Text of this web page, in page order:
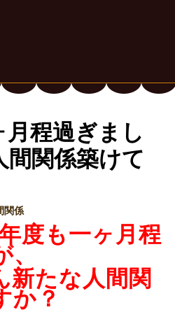
程過ぎまし
関係築けて
関係
度も一ヶ月程
、
新たな人間関
か？